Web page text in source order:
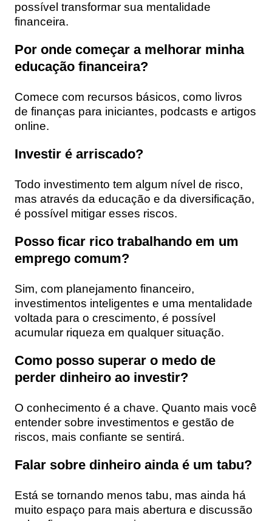
possível transformar sua mentalidade
financeira.
Por onde começar a melhorar minha
educação financeira?
Comece com recursos básicos, como livros
de finanças para iniciantes, podcasts e artigos
online.
Investir é arriscado?
Todo investimento tem algum nível de risco,
mas através da educação e da diversificação,
é possível mitigar esses riscos.
Posso ficar rico trabalhando em um
emprego comum?
Sim, com planejamento financeiro,
investimentos inteligentes e uma mentalidade
voltada para o crescimento, é possível
acumular riqueza em qualquer situação.
Como posso superar o medo de
perder dinheiro ao investir?
O conhecimento é a chave. Quanto mais você
entender sobre investimentos e gestão de
riscos, mais confiante se sentirá.
Falar sobre dinheiro ainda é um tabu?
Está se tornando menos tabu, mas ainda há
muito espaço para mais abertura e discussão